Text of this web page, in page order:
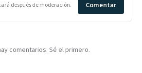
después de moderación. Comentar
comentarios. Sé el primero.